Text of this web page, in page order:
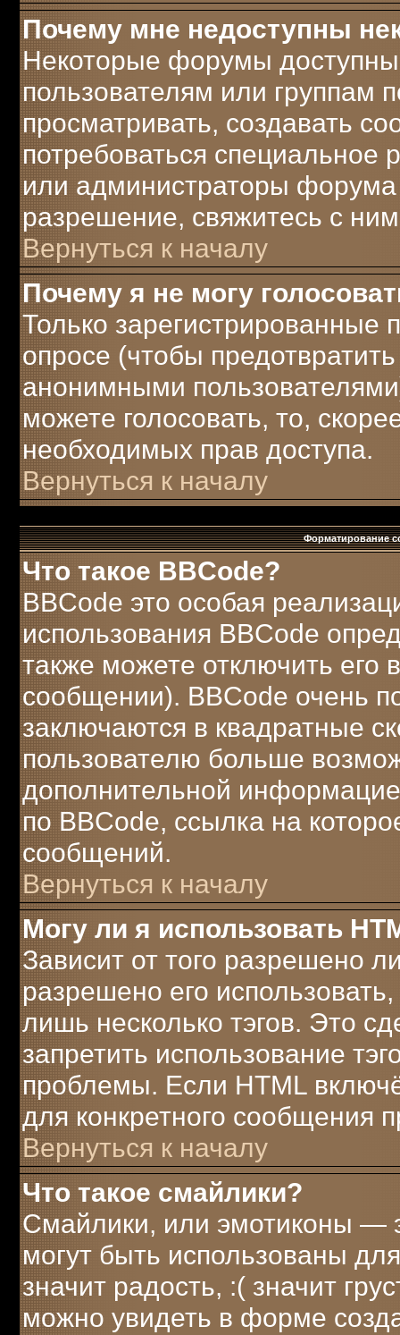
Почему мне недоступны
Некоторые форумы
пользователям или группам
просматривать, создавать
потребоваться
или администраторы форума
разрешение, свяжитесь с
Вернуться к началу
Почему я не могу
Только зарегистрированные
опросе (чтобы
анонимными
можете голосовать, то,
необходимых прав доступа.
Вернуться к началу
Форматирование
Что такое BBCode?
BBCode это особая
использования BBCode
также можете отключить
сообщении). BBCode очень
заключаются в квадратные
пользователю больше
дополнительной
по BBCode, ссылка на
сообщений.
Вернуться к началу
Могу ли я использовать
Зависит от того разрешено
разрешено его
лишь несколько тэгов. Это
запретить использование
проблемы. Если HTML
для конкретного сообщения
Вернуться к началу
Что такое смайлики?
Смайлики, или эмотиконы —
могут быть использованы
значит радость, :( значит
можно увидеть в форме